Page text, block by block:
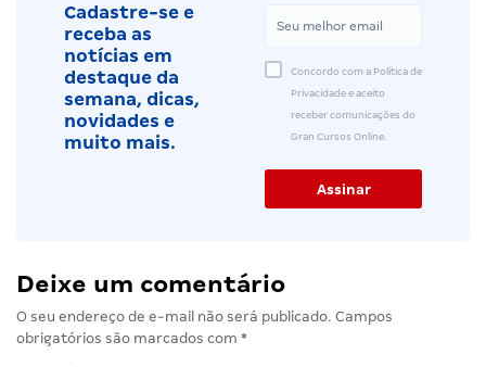
Cadastre-se e
receba as
notícias em
destaque da
semana, dicas,
novidades e
muito mais.
Concordo com a Política de
Privacidade e aceito
receber comunicações do
Gran Cursos Online.
Deixe um comentário
O seu endereço de e-mail não será publicado. Campos
obrigatórios são marcados com *